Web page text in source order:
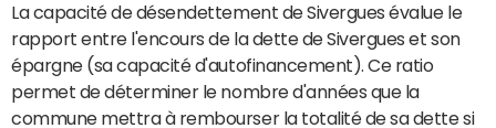
La capacité de désendettement de Sivergues évalue le
rapport entre l'encours de la dette de Sivergues et son
épargne (sa capacité d'autofinancement). Ce ratio
permet de déterminer le nombre d'années que la
commune mettra à rembourser la totalité de sa dette si